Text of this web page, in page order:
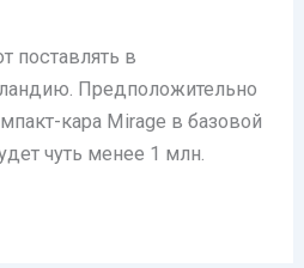
поставлять в
Предположительно
кара Mirage в базовой
чуть менее 1 млн.